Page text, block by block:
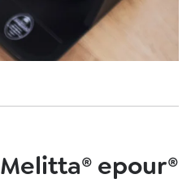
Melitta® epour®